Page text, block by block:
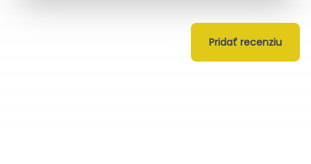
Pridať recenziu